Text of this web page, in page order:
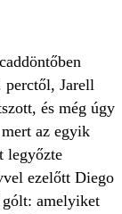
perctől, Jarell
és még úgy
az egyik
legyőzte
ezelőtt Diego
gólt: amelyiket